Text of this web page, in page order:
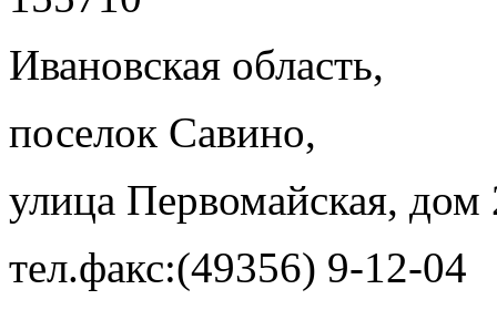
Ивановская область,
поселок Савино,
улица Первомайская, дом
тел.факс:(49356) 9-12-04